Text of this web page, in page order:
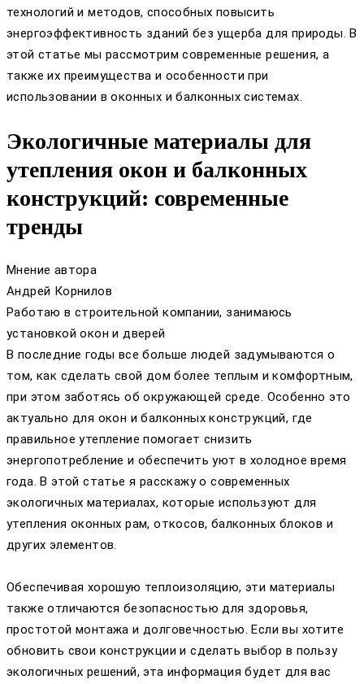
технологий и методов, способных повысить
энергоэффективность зданий без ущерба для природы. В
этой статье мы рассмотрим современные решения, а
также их преимущества и особенности при
использовании в оконных и балконных системах.
Экологичные материалы для
утепления окон и балконных
конструкций: современные
тренды
Мнение автора
Андрей Корнилов
Работаю в строительной компании, занимаюсь
установкой окон и дверей
В последние годы все больше людей задумываются о
том, как сделать свой дом более теплым и комфортным,
при этом заботясь об окружающей среде. Особенно это
актуально для окон и балконных конструкций, где
правильное утепление помогает снизить
энергопотребление и обеспечить уют в холодное время
года. В этой статье я расскажу о современных
экологичных материалах, которые используют для
утепления оконных рам, откосов, балконных блоков и
других элементов.
Обеспечивая хорошую теплоизоляцию, эти материалы
также отличаются безопасностью для здоровья,
простотой монтажа и долговечностью. Если вы хотите
обновить свои конструкции и сделать выбор в пользу
экологичных решений, эта информация будет для вас